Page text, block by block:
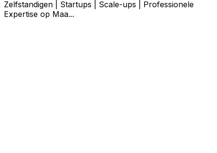
Zelfstandigen | Startups | Scale-ups | Professionele
Expertise op Maa...